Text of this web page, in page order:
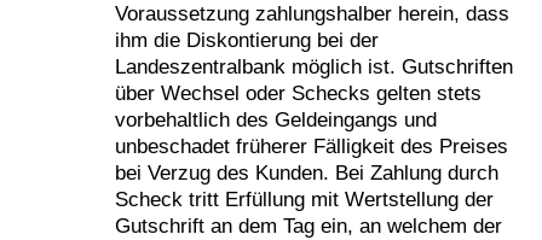
Voraussetzung zahlungshalber herein, dass
ihm die Diskontierung bei der
Landeszentralbank möglich ist. Gutschriften
über Wechsel oder Schecks gelten stets
vorbehaltlich des Geldeingangs und
unbeschadet früherer Fälligkeit des Preises
bei Verzug des Kunden. Bei Zahlung durch
Scheck tritt Erfüllung mit Wertstellung der
Gutschrift an dem Tag ein, an welchem der